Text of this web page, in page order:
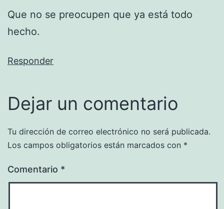
Que no se preocupen que ya está todo
hecho.
Responder
Dejar un comentario
Tu dirección de correo electrónico no será publicada.
Los campos obligatorios están marcados con *
Comentario *